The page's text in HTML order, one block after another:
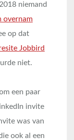
niemand
overnam
op dat
Jobbird
niet.
een paar
invite
was van
ook al een